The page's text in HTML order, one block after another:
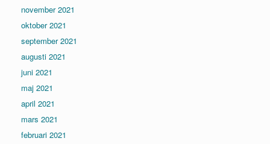
november 2021
oktober 2021
september 2021
augusti 2021
juni 2021
maj 2021
april 2021
mars 2021
februari 2021